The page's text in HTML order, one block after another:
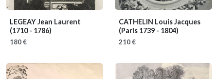
LEGEAY Jean Laurent
(1710 - 1786)
180 €
CATHELIN Louis Jacques
(Paris 1739 - 1804)
210 €